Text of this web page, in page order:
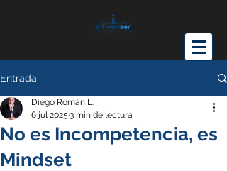
Entrada
No es Incompetencia, es
Mindset
Diego Román L.
6 jul 2025 3 min de lectura